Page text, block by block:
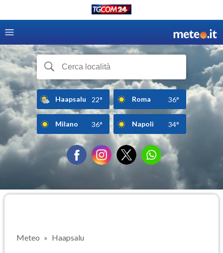
Haapsalu 22° Roma 36°
Milano 36° Napoli 34°
Meteo Haapsalu